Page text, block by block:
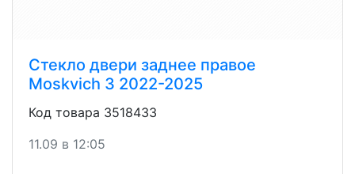
Стекло двери заднее правое
Moskvich 3 2022-2025
Код товара 3518433
11.09 в 12:05